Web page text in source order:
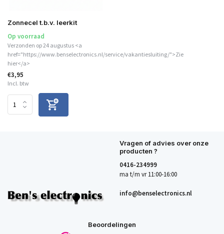
Zonnecel t.b.v. leerkit
Op voorraad
Verzonden op 24 augustus <a
href="https://www.benselectronics.nl/service/vakantiesluiting/">Zie
hier</a>
€3,95
Incl. btw
Vragen of advies over onze
producten ?
0416-234999
ma t/m vr 11:00-16:00
info@benselectronics.nl
Beoordelingen